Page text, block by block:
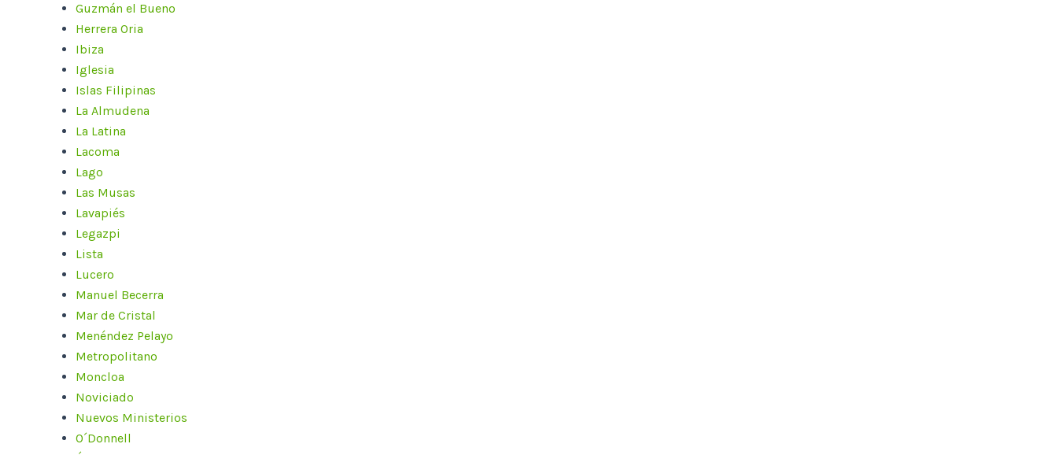
Guzmán el Bueno
Herrera Oria
Ibiza
Iglesia
Islas Filipinas
La Almudena
La Latina
Lacoma
Lago
Las Musas
Lavapiés
Legazpi
Lista
Lucero
Manuel Becerra
Mar de Cristal
Menéndez Pelayo
Metropolitano
Moncloa
Noviciado
Nuevos Ministerios
O´Donnell